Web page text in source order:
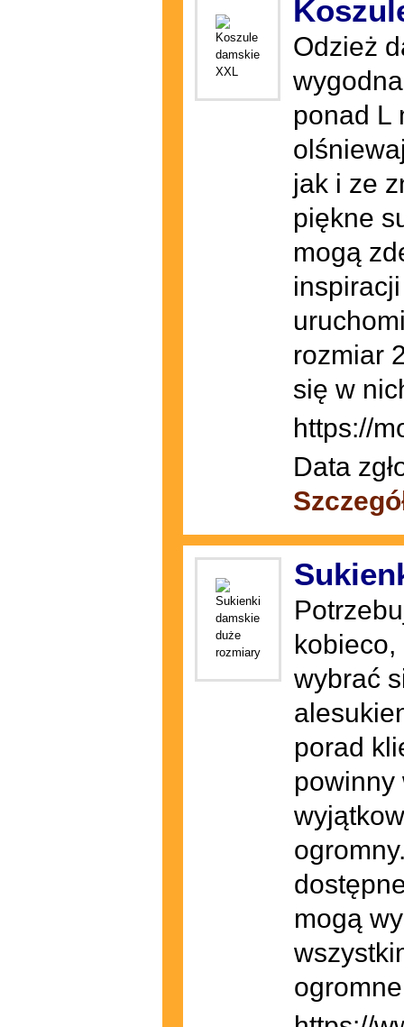
Odzież
ponad L
jak i ze
piękne
mogą
rozmiar
się w
https://
Data
kobieco,
wybrać
porad
powinny
mogą